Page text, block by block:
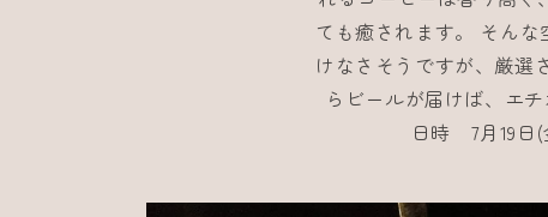
ても癒されます。 そん
けなさそうですが、厳選
らビールが届けば、エ
日時 7月19日